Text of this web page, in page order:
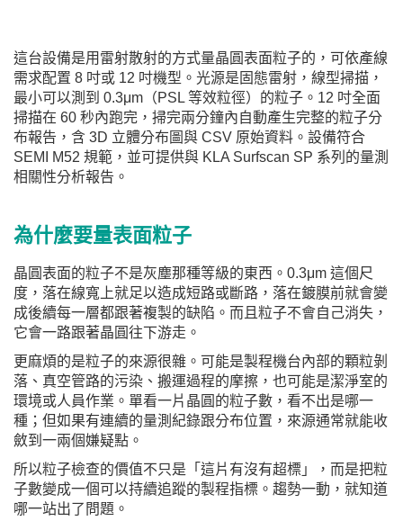
這台設備是用雷射散射的方式量晶圓表面粒子的，可依產線
需求配置 8 吋或 12 吋機型。光源是固態雷射，線型掃描，
最小可以測到 0.3μm（PSL 等效粒徑）的粒子。12 吋全面
掃描在 60 秒內跑完，掃完兩分鐘內自動產生完整的粒子分
布報告，含 3D 立體分布圖與 CSV 原始資料。設備符合
SEMI M52 規範，並可提供與 KLA Surfscan SP 系列的量測
相關性分析報告。
為什麼要量表面粒子
晶圓表面的粒子不是灰塵那種等級的東西。0.3μm 這個尺
度，落在線寬上就足以造成短路或斷路，落在鍍膜前就會變
成後續每一層都跟著複製的缺陷。而且粒子不會自己消失，
它會一路跟著晶圓往下游走。
更麻煩的是粒子的來源很雜。可能是製程機台內部的顆粒剝
落、真空管路的污染、搬運過程的摩擦，也可能是潔淨室的
環境或人員作業。單看一片晶圓的粒子數，看不出是哪一
種；但如果有連續的量測紀錄跟分布位置，來源通常就能收
斂到一兩個嫌疑點。
所以粒子檢查的價值不只是「這片有沒有超標」，而是把粒
子數變成一個可以持續追蹤的製程指標。趨勢一動，就知道
哪一站出了問題。